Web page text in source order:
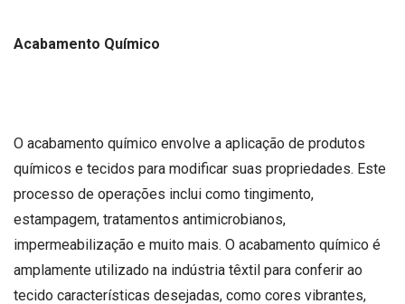
Acabamento Químico
O acabamento químico envolve a aplicação de produtos
químicos e tecidos para modificar suas propriedades. Este
processo de operações inclui como tingimento,
estampagem, tratamentos antimicrobianos,
impermeabilização e muito mais. O acabamento químico é
amplamente utilizado na indústria têxtil para conferir ao
tecido características desejadas, como cores vibrantes,